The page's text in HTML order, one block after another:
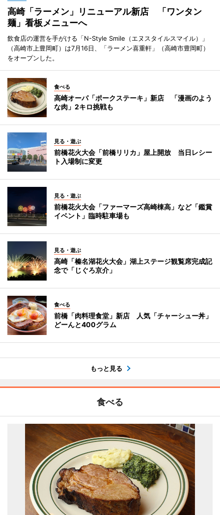
高崎「ラーメン」リニューアル新店 「ワンタン
麺」看板メニューへ
飲食店の運営を手がける「N-Style Smile（エヌスタイルスマイル）」
（高崎市上豊岡町）は7月16日、「ラーメン喜重軒」（高崎市豊岡町）
をオープンした。
食べる
高崎オーパ「ポークステーキ」新店 「漫画のよう
な肉」2キロ挑戦も
見る・遊ぶ
前橋花火大会「前橋リリカ」屋上開放 当日レシー
ト入場制に変更
見る・遊ぶ
前橋花火大会「ファーマーズ高崎棟高」など「鑑賞
イベント」臨時駐車場も
見る・遊ぶ
高崎「榛名湖花火大会」湖上ステージ観覧席完成記
念で「じぐろ京介」
食べる
前橋「肉料理食堂」新店 人気「チャーシュー丼」
どーんと400グラム
もっと見る
食べる